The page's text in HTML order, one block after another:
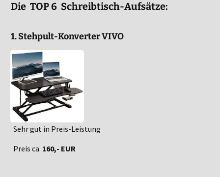
Die TOP 6 Schreibtisch-Aufsätze:
1. Stehpult-Konverter VIVO
Sehr gut in Preis-Leistung
Preis ca. 160,- EUR